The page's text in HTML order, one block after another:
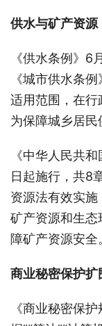
供水与矿产资
《供水条例》6
《城市供水条
适用范围，在行
为保障城乡居民
《中华人民共
日起施行，共8
资源法有效实
矿产资源和生
障矿产资源安全
商业秘密保护扩
《商业秘密保